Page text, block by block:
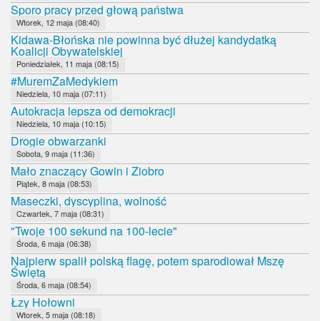
Sporo pracy przed głową państwa
Wtorek, 12 maja (08:40)
Kidawa-Błońska nie powinna być dłużej kandydatką
Koalicji Obywatelskiej
Poniedziałek, 11 maja (08:15)
#MuremZaMedykiem
Niedziela, 10 maja (07:11)
Autokracja lepsza od demokracji
Niedziela, 10 maja (10:15)
Drogie obwarzanki
Sobota, 9 maja (11:36)
Mało znaczący Gowin i Ziobro
Piątek, 8 maja (08:53)
Maseczki, dyscyplina, wolność
Czwartek, 7 maja (08:31)
"Twoje 100 sekund na 100-lecie"
Środa, 6 maja (06:38)
Najpierw spalił polską flagę, potem sparodiował Mszę
Świętą
Środa, 6 maja (08:54)
Łzy Hołowni
Wtorek, 5 maja (08:18)